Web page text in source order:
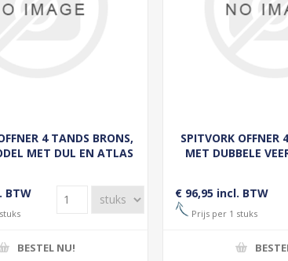
4 TANDS BRONS,
MET DUL EN ATLAS
BTW
BESTEL NU!
SPITVORK OFFNER
MET DUBBELE
€ 96,95 incl. BTW
Prijs per 1 stuks